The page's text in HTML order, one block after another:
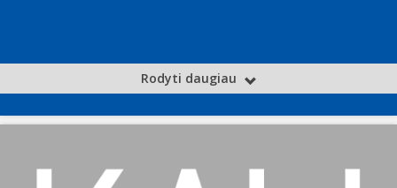
Rodyti daugiau